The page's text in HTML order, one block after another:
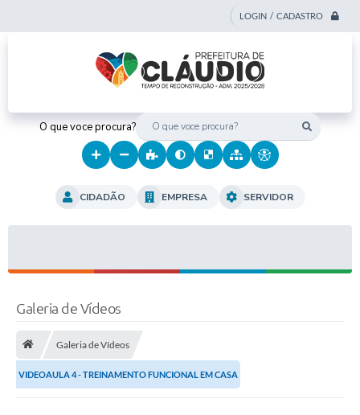
LOGIN / CADASTRO
O que voce procura?
CIDADÃO EMPRESA SERVIDOR
Galeria de Vídeos
Galeria de Vídeos
VIDEOAULA 4 - TREINAMENTO FUNCIONAL EM CASA